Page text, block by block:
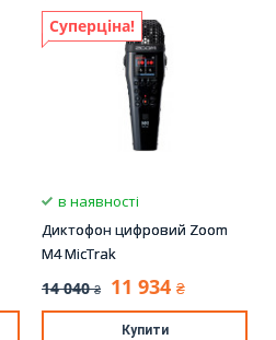
Суперціна!
в наявності
Диктофон цифровий Zoom
M4 MicTrak
14 040 ₴ 11 934 ₴
Купити